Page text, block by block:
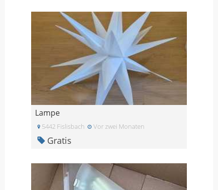
Lampe
5442 Fislisbach Vor zwei Monaten
Gratis